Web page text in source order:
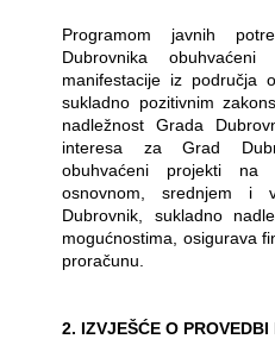
Programom javnih
Dubrovnika
manifestacije iz područja
sukladno pozitivnim
nadležnost Grada
interesa za Grad
obuhvaćeni projekti na
osnovnom, srednjem i
Dubrovnik, sukladno
mogućnostima, osigurava
proračunu.
2. IZVJEŠĆE O